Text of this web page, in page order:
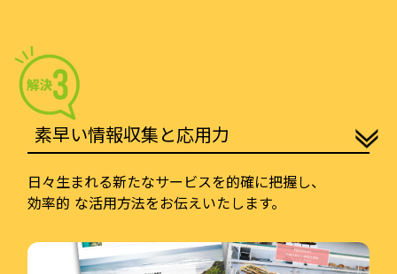
素早い情報収集と応用力
日々生まれる新たなサービスを的確に把握し、
効率的 な活用方法をお伝えいたします。